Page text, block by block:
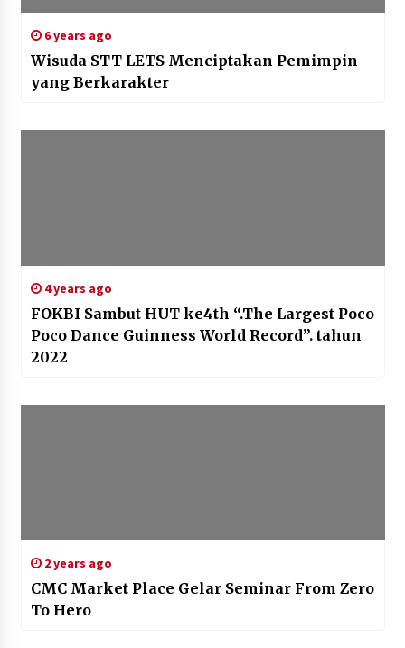
6 years ago
Wisuda STT LETS Menciptakan Pemimpin
yang Berkarakter
4 years ago
FOKBI Sambut HUT ke4th “.The Largest Poco
Poco Dance Guinness World Record”. tahun
2022
2 years ago
CMC Market Place Gelar Seminar From Zero
To Hero